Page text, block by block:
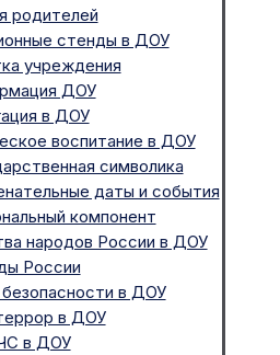
родителей
стенды в ДОУ
учреждения
ДОУ
в ДОУ
воспитание в ДОУ
символика
даты и события
компонент
народов России в ДОУ
России
в ДОУ
в ДОУ
в ДОУ